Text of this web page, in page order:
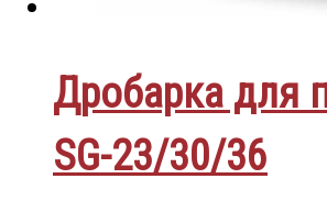
Дробарка для
SG-23/30/36